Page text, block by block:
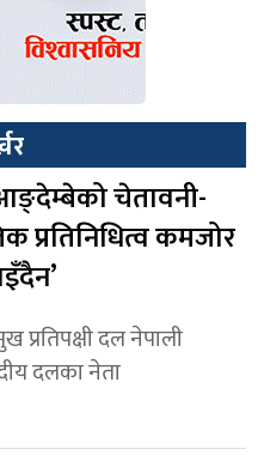
चेतावनी-
प्रतिनिधित्व कमजोर
प्रतिपक्षी दल नेपाली
दलका नेता